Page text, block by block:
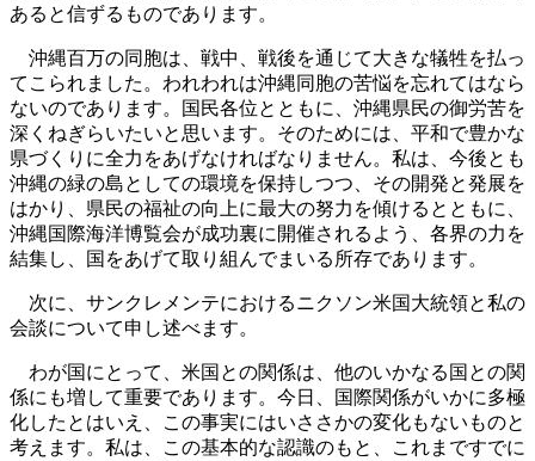
あると信ずるものであります。
沖縄百万の同胞は、戦中、戦後を通じて大きな犠牲を払っ
てこられました。われわれは沖縄同胞の苦悩を忘れてはなら
ないのであります。国民各位とともに、沖縄県民の御労苦を
深くねぎらいたいと思います。そのためには、平和で豊かな
県づくりに全力をあげなければなりません。私は、今後とも
沖縄の緑の島としての環境を保持しつつ、その開発と発展を
はかり、県民の福祉の向上に最大の努力を傾けるとともに、
沖縄国際海洋博覧会が成功裏に開催されるよう、各界の力を
結集し、国をあげて取り組んでまいる所存であります。
次に、サンクレメンテにおけるニクソン米国大統領と私の
会談について申し述べます。
わが国にとって、米国との関係は、他のいかなる国との関
係にも増して重要であります。今日、国際関係がいかに多極
化したとはいえ、この事実にはいささかの変化もないものと
考えます。私は、この基本的な認識のもと、これまですでに